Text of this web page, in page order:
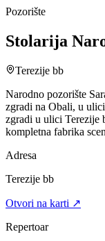
Pozorište
Stolarija
Terezije bb
Narodno pozorište
zgradi na Obali, u
zgradi u ulici Terezije
kompletna fabrika
Adresa
Terezije bb
Otvori na karti ↗
Repertoar